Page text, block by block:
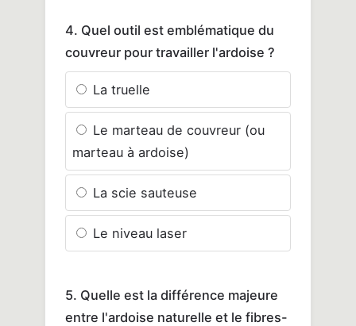
4. Quel outil est emblématique du
couvreur pour travailler l'ardoise ?
La truelle
Le marteau de couvreur (ou
marteau à ardoise)
La scie sauteuse
Le niveau laser
5. Quelle est la différence majeure
entre l'ardoise naturelle et le fibres-